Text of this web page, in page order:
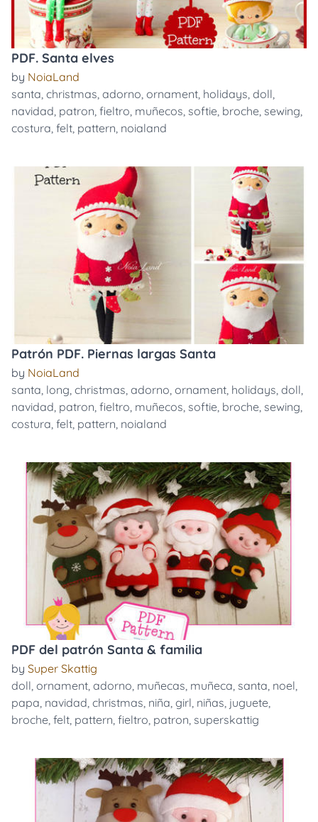
PDF. Santa elves
by NoiaLand
santa, christmas, adorno, ornament, holidays, doll,
navidad, patron, fieltro, muñecos, softie, broche, sewing,
costura, felt, pattern, noialand
Patrón PDF. Piernas largas Santa
by NoiaLand
santa, long, christmas, adorno, ornament, holidays, doll,
navidad, patron, fieltro, muñecos, softie, broche, sewing,
costura, felt, pattern, noialand
PDF del patrón Santa & familia
by Super Skattig
doll, ornament, adorno, muñecas, muñeca, santa, noel,
papa, navidad, christmas, niña, girl, niñas, juguete,
broche, felt, pattern, fieltro, patron, superskattig